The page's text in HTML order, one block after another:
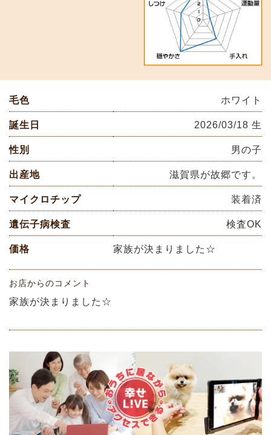
毛色 ホワイト
誕生日 2026/03/18 生
性別 男の子
出産地 滋賀県が故郷です。
マイクロチップ 装着済
遺伝子病検査 検査OK
価格 家族が決まりました☆
お店からのコメント
家族が決まりました☆